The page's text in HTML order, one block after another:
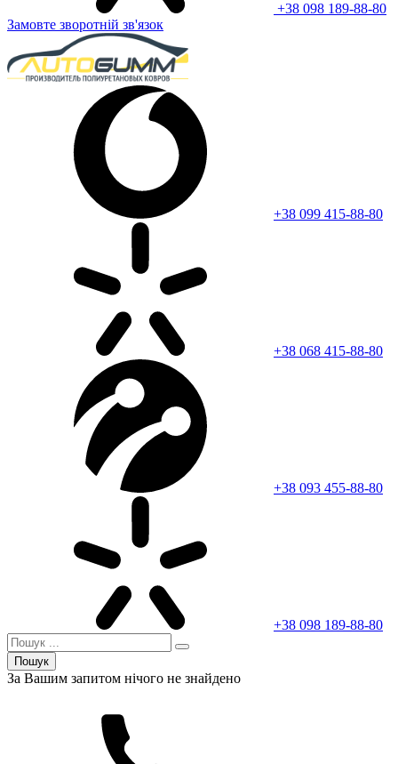
+38 098 189-88-80
Замовте зворотній зв'язок
+38 099 415-88-80
+38 068 415-88-80
+38 093 455-88-80
+38 098 189-88-80
Пошук
За Вашим запитом нічого не знайдено